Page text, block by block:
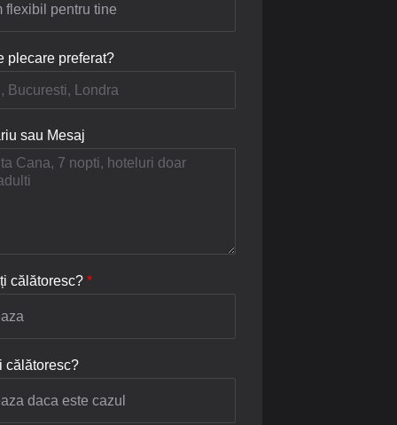
plecare preferat?
sau Mesaj
călătoresc? *
călătoresc?